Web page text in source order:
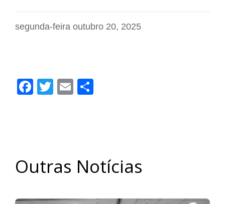
segunda-feira outubro 20, 2025
Facebook
Twitter
Email
Outras Notícias